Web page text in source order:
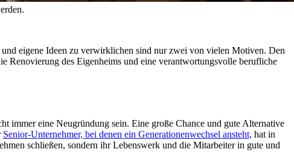
eigene Ideen zu verwirklichen sind nur zwei von vielen Motiven. Den
Renovierung des Eigenheims und eine verantwortungsvolle berufliche
immer eine Neugründung sein. Eine große Chance und gute Alternative
Senior-Unternehmer, bei denen ein Generationenwechsel ansteht, hat in
schließen, sondern ihr Lebenswerk und die Mitarbeiter in gute und